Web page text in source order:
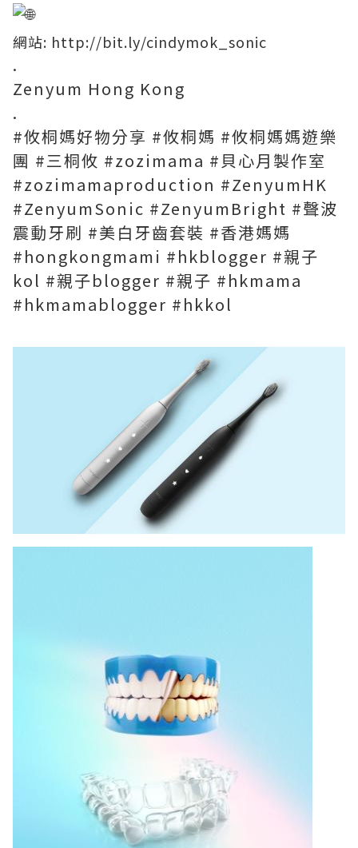
網站: http://bit.ly/cindymok_sonic
.
Zenyum Hong Kong
.
#攸桐媽好物分享 #攸桐媽 #攸桐媽媽遊樂
團 #三桐攸 #zozimama #貝心月製作室
#zozimamaproduction #ZenyumHK
#ZenyumSonic #ZenyumBright #聲波
震動牙刷 #美白牙齒套裝 #香港媽媽
#hongkongmami #hkblogger #親子
kol #親子blogger #親子 #hkmama
#hkmamablogger #hkkol